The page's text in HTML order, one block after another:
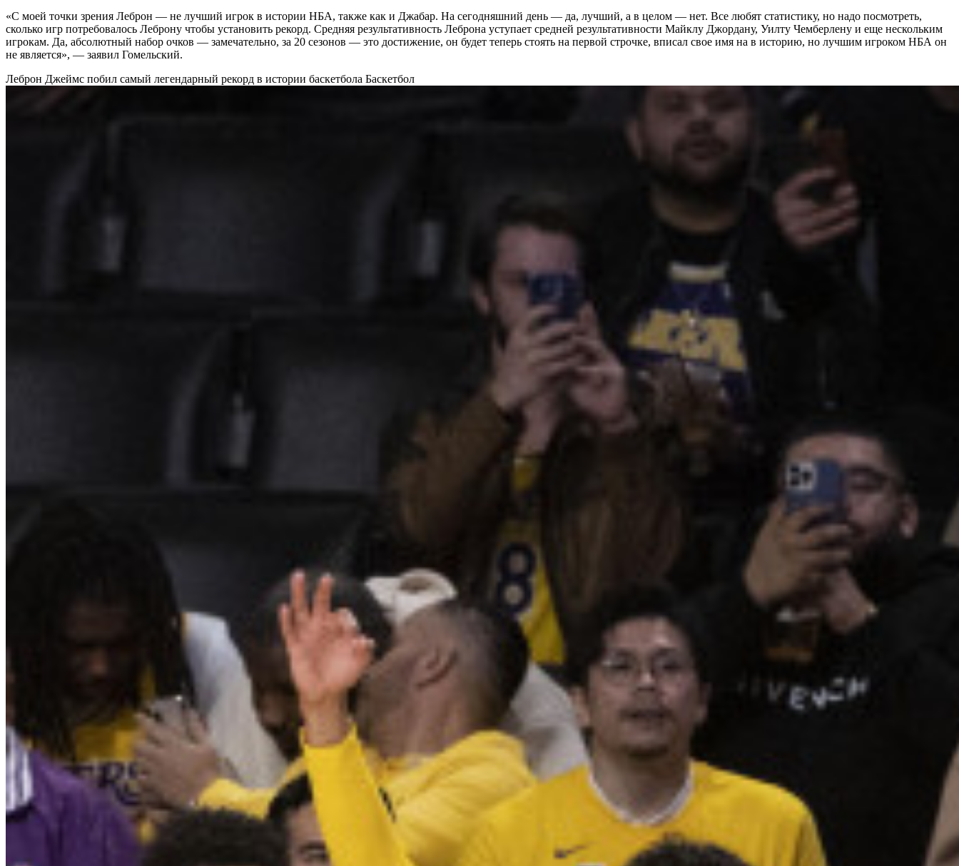
«С моей точки зрения Леброн — не лучший игрок в истории НБА, также как и Джабар. На сегодняшний день — да, лучший, а в целом — нет. Все любят статистику, но надо посмотреть,
сколько игр потребовалось Леброну чтобы установить рекорд. Средняя результативность Леброна уступает средней результативности Майклу Джордану, Уилту Чемберлену и еще нескольким
игрокам. Да, абсолютный набор очков — замечательно, за 20 сезонов — это достижение, он будет теперь стоять на первой строчке, вписал свое имя на в историю, но лучшим игроком НБА он
не является», — заявил Гомельский.
Леброн Джеймс побил самый легендарный рекорд в истории баскетбола Баскетбол